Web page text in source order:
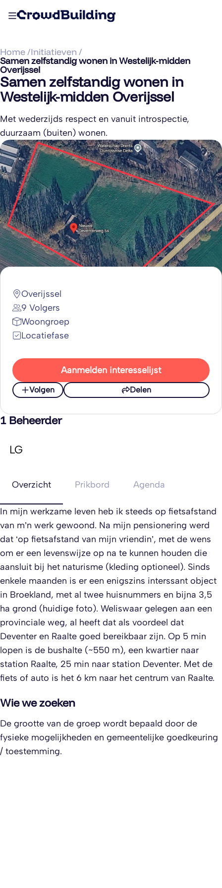
Home /Initiatieven /
Samen zelfstandig wonen in Westelijk-midden
Overijssel
Samen zelfstandig wonen in
Westelijk-midden Overijssel
Met wederzijds respect en vanuit introspectie,
duurzaam (buiten) wonen.
Overijssel
9 Volgers
Woongroep
Locatiefase
Aanmelden interesselijst
Volgen Delen
1 Beheerder
LG
Overzicht Prikbord Agenda
In mijn werkzame leven heb ik steeds op fietsafstand
van m’n werk gewoond. Na mijn pensionering werd
dat ‘op fietsafstand van mijn vriendin’, met de wens
om er een levenswijze op na te kunnen houden die
aansluit bij het naturisme (kleding optioneel). Sinds
enkele maanden is er een enigszins interssant object
in Broekland, met al twee huisnummers en bijna 3,5
ha grond (huidige foto). Weliswaar gelegen aan een
provinciale weg, al heeft dat als voordeel dat
Deventer en Raalte goed bereikbaar zijn. Op 5 min
lopen is de bushalte (~550 m), een kwartier naar
station Raalte, 25 min naar station Deventer. Met de
fiets of auto is het 6 km naar het centrum van Raalte.
Wie we zoeken
De grootte van de groep wordt bepaald door de
fysieke mogelijkheden en gemeentelijke goedkeuring
/ toestemming.